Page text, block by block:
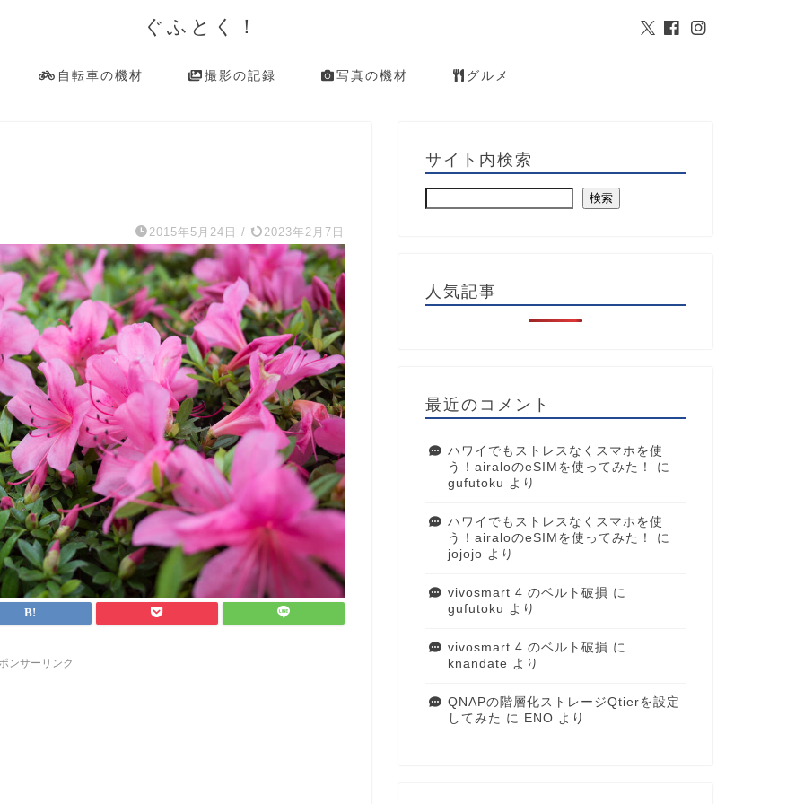
ぐふとく！
自転車の機材 撮影の記録 写真の機材 グルメ
2015年5月24日 / 2023年2月7日
ンサーリンク
サイト内検索
検索
人気記事
最近のコメント
ハワイでもストレスなくスマホを使
う！airaloのeSIMを使ってみた！
に
gufutoku より
ハワイでもストレスなくスマホを使
う！airaloのeSIMを使ってみた！
に
jojojo より
vivosmart 4 のベルト破損 に
gufutoku より
vivosmart 4 のベルト破損 に
knandate より
QNAPの階層化ストレージQtierを設定
してみた に ENO より